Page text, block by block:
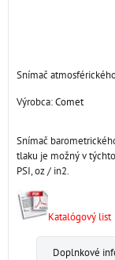
Snímač
Výrobca:Comet
Snímač
tlaku je možný v
PSI, oz / in2.
Katalógový list
Doplnkové